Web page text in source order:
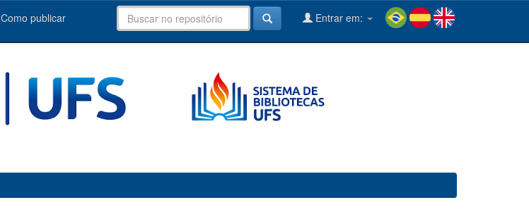
Como publicar Entrar em: